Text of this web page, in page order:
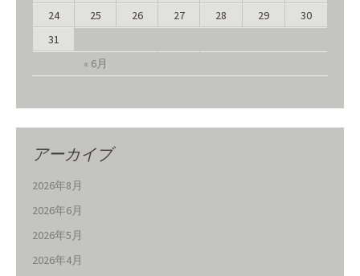
« 6月
24
25 26 27 28 29
30
31
アーカイブ
2026年8月
2026年6月
2026年5月
2026年4月